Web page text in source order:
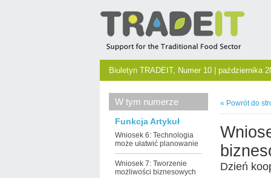
Biuletyn TRADEIT, Numer 10 | października
W tym numerze
Funkcja Artykuł
Wniosek 6: Technologia
może ułatwić planowanie
Wniosek 7: Tworzenie
możliwości biznesowych
« Powrót do
Dzień